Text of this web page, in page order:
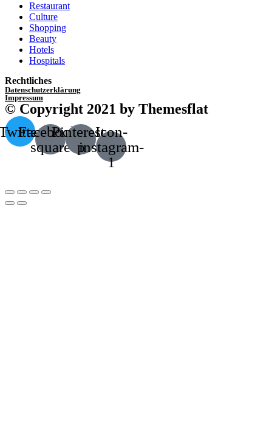
Restaurant
Culture
Shopping
Beauty
Hotels
Hospitals
Rechtliches
Datenschutzerklärung
Impressum
© Copyright 2021 by Themesflat
Facebook-
square
Pinterest-
p
Icon-
instagram-
1